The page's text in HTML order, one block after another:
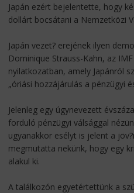
Japán ezért bejelentette, hogy
dollárt bocsátani a Nemzetközi
Japán vezet? erejének ilyen
Dominique Strauss-Kahn, az
nyilatkozatban, amely Japánról
„óriási hozzájárulás a pénzügyi
Jelenleg egy úgynevezett
forduló pénzügyi válsággal
ugyanakkor esélyt is jelent a
megmutatta nekünk, hogy egy
alakul ki.
A találkozón egyetértettünk a